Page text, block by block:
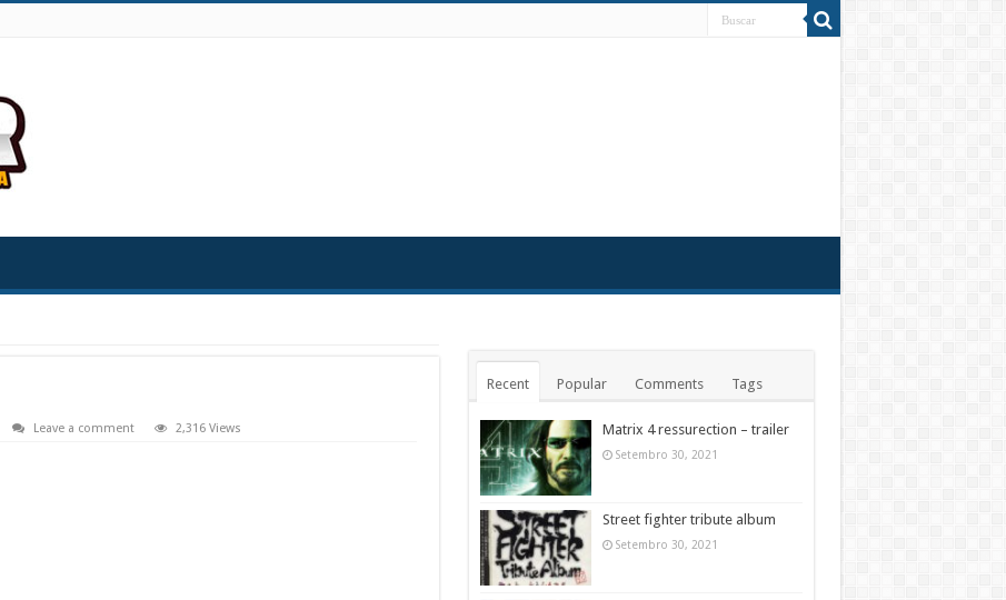
Leave a comment 2,316 Views
Recent Popular Comments Tags
Matrix 4 ressurection – trailer
Setembro 30, 2021
Street fighter tribute album
Setembro 30, 2021